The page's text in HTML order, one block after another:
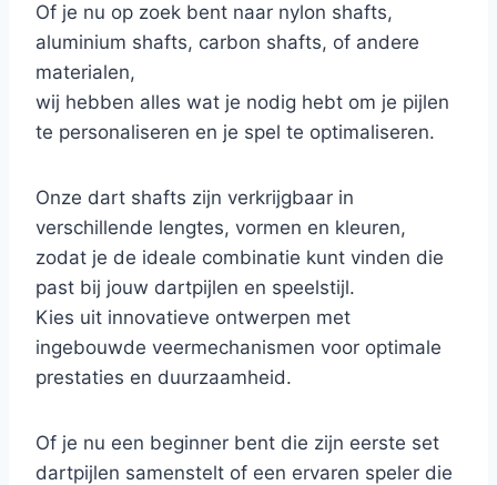
Of je nu op zoek bent naar nylon shafts,
aluminium shafts, carbon shafts, of andere
materialen,
wij hebben alles wat je nodig hebt om je pijlen
te personaliseren en je spel te optimaliseren.
Onze dart shafts zijn verkrijgbaar in
verschillende lengtes, vormen en kleuren,
zodat je de ideale combinatie kunt vinden die
past bij jouw dartpijlen en speelstijl.
Kies uit innovatieve ontwerpen met
ingebouwde veermechanismen voor optimale
prestaties en duurzaamheid.
Of je nu een beginner bent die zijn eerste set
dartpijlen samenstelt of een ervaren speler die